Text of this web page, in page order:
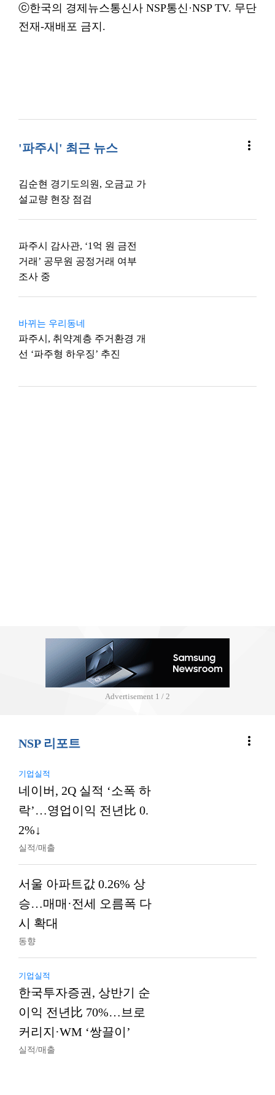
ⓒ한국의 경제뉴스통신사 NSP통신·NSP TV. 무단
전재-재배포 금지.
'파주시' 최근 뉴스 more_vert
김순현 경기도의원, 오금교 가
설교량 현장 점검
파주시 감사관, ‘1억 원 금전
거래’ 공무원 공정거래 여부
조사 중
바뀌는 우리동네
파주시, 취약계층 주거환경 개
선 ‘파주형 하우징’ 추진
Advertisement 2 / 2
NSP 리포트 more_vert
기업실적
네이버, 2Q 실적 ‘소폭 하
락’…영업이익 전년比 0.
2%↓
실적/매출
서울 아파트값 0.26% 상
승…매매·전세 오름폭 다
시 확대
동향
기업실적
한국투자증권, 상반기 순
이익 전년比 70%…브로
커리지·WM ‘쌍끌이’
실적/매출